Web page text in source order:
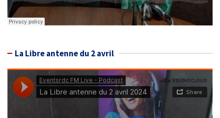
La Libre antenne du 2 avril